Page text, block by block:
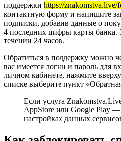
поддержки https://znakomstva.live/
контактную форму и напишите
подписки, добавив данные о
4 последних цифры карты банка.
течении 24 часов.
Обратиться в поддержку можно
вас имеется логин и пароль для
личном кабинете, нажмите
списке выберите пункт
Если услуга
AppStore или Google Play —
настройках данных